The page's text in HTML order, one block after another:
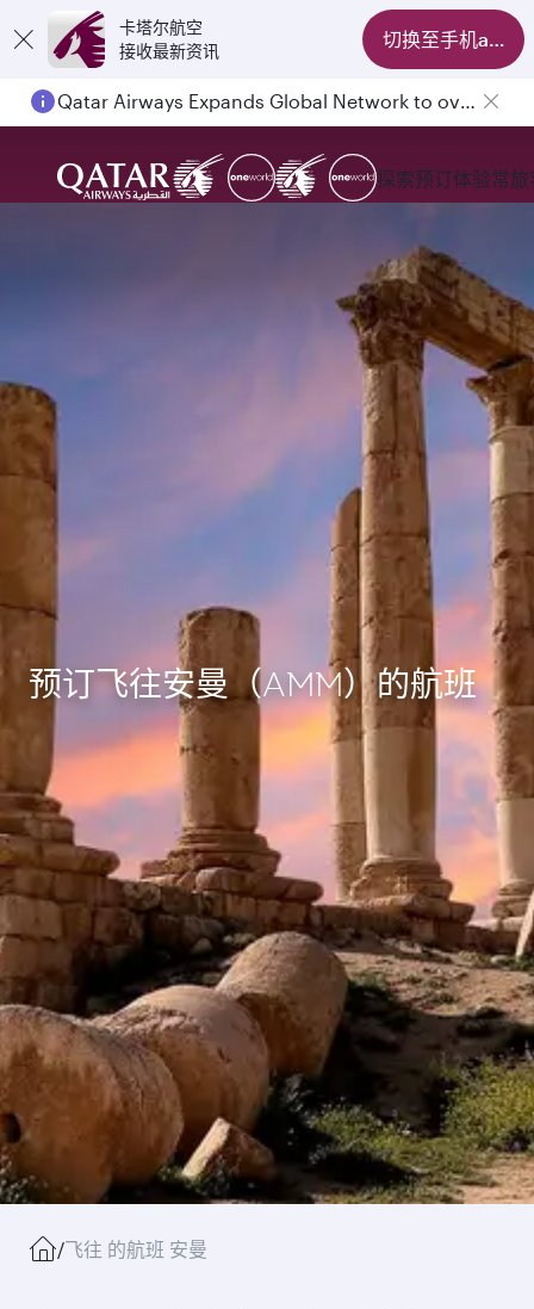
卡塔尔航空
接收最新资讯
切换至手机app
Passengers flying between Doha and Auckland on QR914 and QR915
探索预订体验常
预订飞往安曼（AMM）的航班
/飞往 的航班 安曼